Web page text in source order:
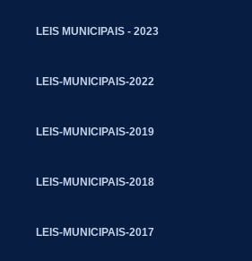
LEIS MUNICIPAIS - 2023
LEIS-MUNICIPAIS-2022
LEIS-MUNICIPAIS-2019
LEIS-MUNICIPAIS-2018
LEIS-MUNICIPAIS-2017